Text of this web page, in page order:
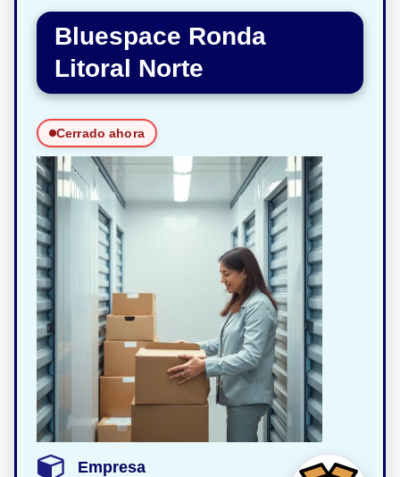
Bluespace Ronda
Litoral Norte
Cerrado ahora
Empresa